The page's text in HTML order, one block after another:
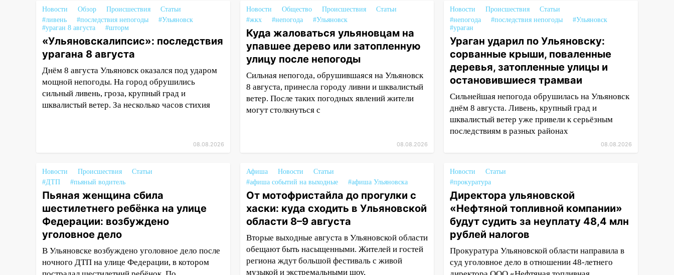
17:00
«Ульяновскалипсис»:
последствия урагана 8 августа
16:38 Прогноз погоды в
Ульяновской области на 9
августа
16:34 Из-за мощной непогоды в
Ульяновске отменили
фестиваль «Наше время»
15:17
В колледжи и техникумы
Ульяновской области подали
более 10 тысяч заявлений
15:04 Фоторепортаж с улиц
Ульяновска после шторма:
поваленные деревья и
затопленные улицы
14:28 Ураган вырвал остановку
на улице Деева в Заволжье
Новости Обзор Происшествия
Статьи
#ливень
#последствия непогоды
#Ульяновск
#ураган 8 августа
#шторм
«Ульяновскалипсис»: последствия
урагана 8 августа
Днём 8 августа Ульяновск оказался под ударом
мощной непогоды. На город обрушились
сильный ливень, гроза, крупный град и
шквалистый ветер. За несколько часов стихия
08.08.2026
Новости Общество Происшествия
Статьи
#жкх
#непогода #Ульяновск
Куда жаловаться ульяновцам на
упавшее дерево или затопленную
улицу после непогоды
Сильная непогода, обрушившаяся на Ульяновск
8 августа, принесла городу ливни и шквалистый
ветер. После таких погодных явлений жители
могут столкнуться с
08.08.2026
Новости Происшествия
Статьи
#непогода
#последствия непогоды
#Ульяновск
#ураган
Ураган ударил по Ульяновску:
сорванные крыши, поваленные
деревья, затопленные улицы и
остановившиеся трамваи
Сильнейшая непогода обрушилась на Ульяновск
днём 8 августа. Ливень, крупный град и
шквалистый ветер уже привели к серьёзным
последствиям в разных районах
08.08.2026
Новости Происшествия
Статьи
#ДТП
#пьяный водитель
Пьяная женщина сбила
шестилетнего ребёнка на улице
Федерации: возбуждено
уголовное дело
В Ульяновске возбуждено уголовное дело после
ночного ДТП на улице Федерации, в котором
Афиша Новости
Статьи
#афиша событий на выходные
#афиша Ульяновска
От мотофристайла до прогулки с
хаски: куда сходить в Ульяновской
области 8–9 августа
Вторые выходные августа в Ульяновской области
обещают быть насыщенными. Жителей и гостей
региона ждут большой фестиваль с живой
музыкой и экстремальными шоу,
Новости
Статьи
#прокуратура
Директора ульяновской
«Нефтяной топливной компании»
будут судить за неуплату 48,4 млн
рублей налогов
Прокуратура Ульяновской области направила в
суд уголовное дело в отношении 48-летнего